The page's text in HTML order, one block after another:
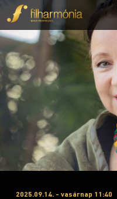
2025.09.14. - vasárnap 11:40